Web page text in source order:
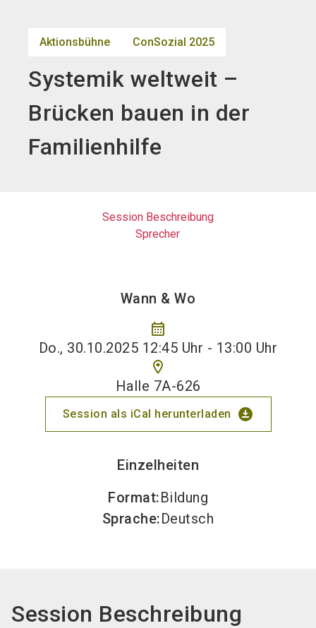
Aktionsbühne ConSozial 2025
Systemik weltweit –
Brücken bauen in der
Familienhilfe
Session Beschreibung
Sprecher
Wann & Wo
calendar_month
Do., 30.10.2025 12:45 Uhr - 13:00 Uhr
location_on
Halle 7A-626
Session als iCal herunterladen download_for_offline
Einzelheiten
Format:Bildung
Sprache:Deutsch
Session Beschreibung